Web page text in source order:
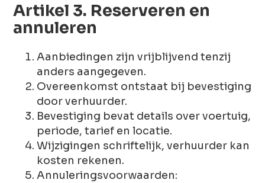
Artikel 3. Reserveren en
annuleren
Aanbiedingen zijn vrijblijvend tenzij
anders aangegeven.
Overeenkomst ontstaat bij bevestiging
door verhuurder.
Bevestiging bevat details over voertuig,
periode, tarief en locatie.
Wijzigingen schriftelijk, verhuurder kan
kosten rekenen.
Annuleringsvoorwaarden: